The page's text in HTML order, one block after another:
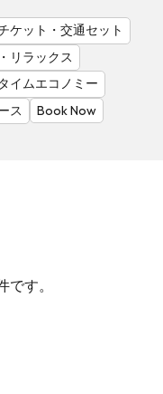
ケット・交通セット
リラックス
イムエコノミー
ス Book Now
す。